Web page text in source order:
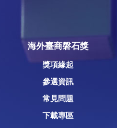
海外臺商磐石獎
獎項緣起
參選資訊
常見問題
下載專區